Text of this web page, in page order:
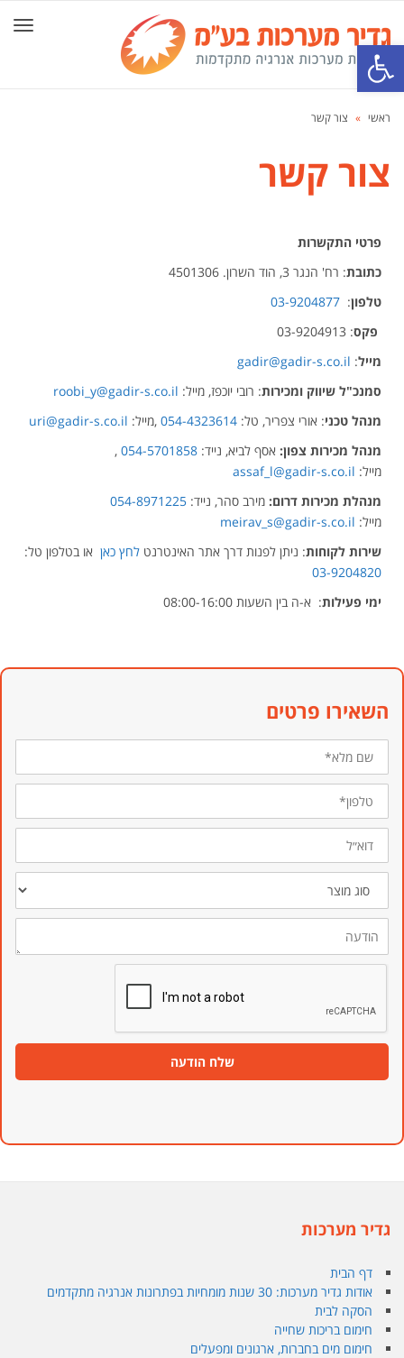
פתח סרגל נגישות
ראשי » צור קשר
צור קשר
פרטי התקשרות
כתובת: רח' הנגר 3, הוד השרון. 4501306
טלפון:
03-9204877
פקס: 03-9204913
מייל:
gadir@gadir-s.co.il
סמנכ"ל שיווק ומכירות: רובי יוכפז, מייל: roobi_y@gadir-s.co.il
מנהל טכני: אורי צפריר, טל: 054-4323614 ,מייל: uri@gadir-s.co.il
מנהל מכירות צפון: אסף לביא, נייד: 054-5701858
,
מייל: assaf_l@gadir-s.co.il
מנהלת מכירות דרום: מירב סהר, נייד: 054-8971225
מייל: meirav_s@gadir-s.co.il
שירות לקוחות: ניתן לפנות דרך אתר האינטרנט לחץ כאן או בטלפון טל:
03-9204820
ימי פעילות: א-ה בין השעות 08:00-16:00
השאירו פרטים
שם
מלא*
טלפון*
דוא״ל
סוג
מוצר
הודעה
שלח הודעה
גדיר מערכות
דף הבית
אודות גדיר מערכות: 30 שנות מומחיות בפתרונות אנרגיה מתקדמים
הסקה לבית
חימום בריכות שחייה
חימום מים בחברות, ארגונים ומפעלים